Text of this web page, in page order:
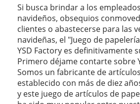
Si busca brindar a los
navideños, obsequios
clientes o abastecerse para las
navideñas, el "Juego de
YSD Factory es definitivamente
Primero déjame contarte sobre
Somos un fabricante de
establecido con más de diez
y este juego de artículos de